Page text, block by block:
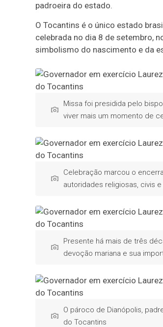
padroeira do estado.
O Tocantins é o único estado
celebrada no dia 8 de setembro,
simbolismo do nascimento e da
Missa foi presidida pelo
viver mais um momento de
Celebração marcou o
autoridades religiosas, civis
Presente há mais de três
devoção mariana e sua
O pároco de Dianópolis,
do Tocantins